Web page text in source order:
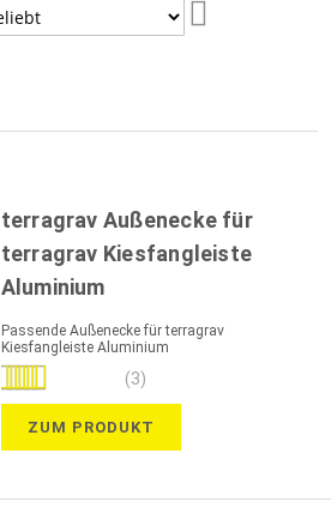
terragrav Außenecke für
terragrav Kiesfangleiste
Aluminium
Passende Außenecke für terragrav
Kiesfangleiste Aluminium
Bewertung:
100%
(3)
ZUM PRODUKT